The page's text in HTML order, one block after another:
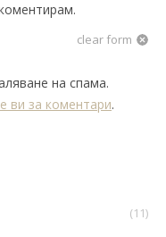
clear form
на спама.
ви за коментари.
(11)